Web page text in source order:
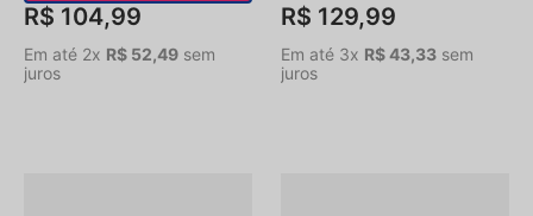
R$ 104,99
Em até 2x R$ 52,49 sem
juros
R$ 129,99
Em até 3x R$43,33 sem
juros